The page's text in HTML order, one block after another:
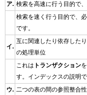
ア. 検索を高速に行う目的で
検索を速く行う目的で、
です。
イ.
互に関連したり依存した
の処理単位
これは トランザクション
す。インデックスの説明で
ウ. 二つの表の間の参照整合